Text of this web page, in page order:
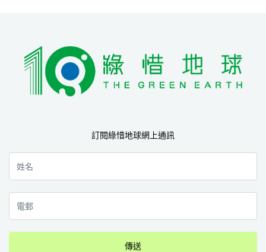
訂閱綠惜地球網上通訊
傳送